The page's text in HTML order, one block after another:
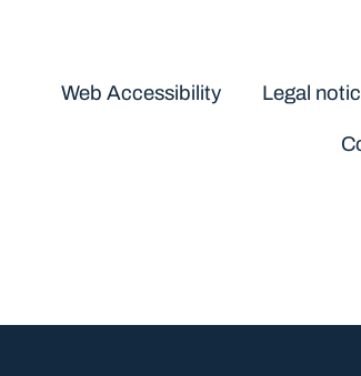
Web Accessibility Legal